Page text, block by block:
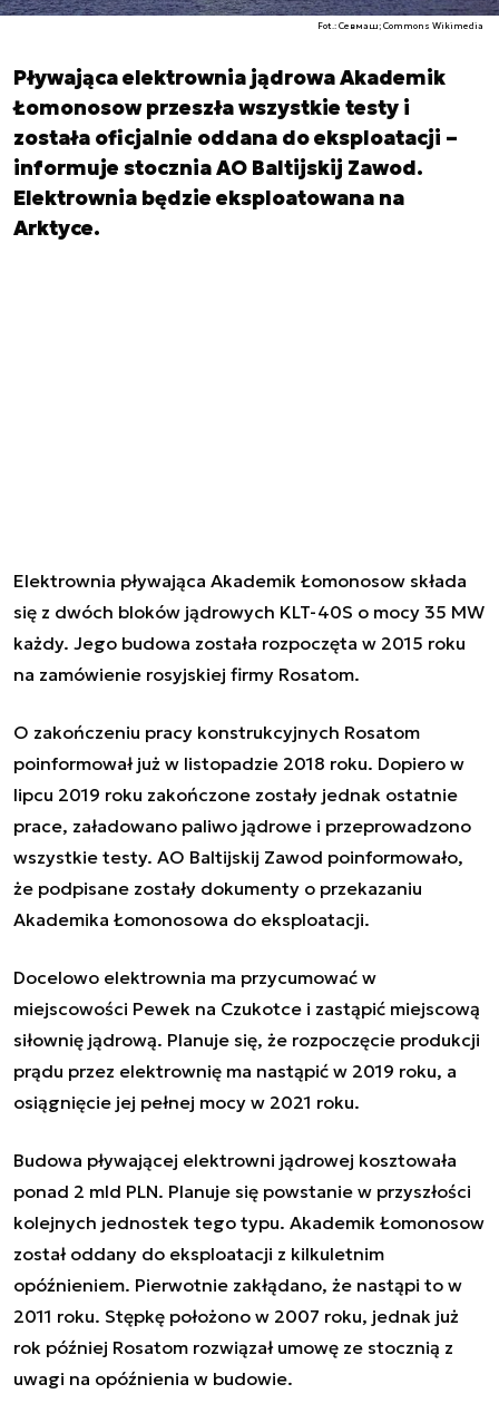
Fot.: Севмаш; Commons Wikimedia
Pływająca elektrownia jądrowa Akademik
Łomonosow przeszła wszystkie testy i
została oficjalnie oddana do eksploatacji –
informuje stocznia AO Baltijskij Zawod.
Elektrownia będzie eksploatowana na
Arktyce.
Elektrownia pływająca Akademik Łomonosow składa
się z dwóch bloków jądrowych KLT-40S o mocy 35 MW
każdy. Jego budowa została rozpoczęta w 2015 roku
na zamówienie rosyjskiej firmy Rosatom.
O zakończeniu pracy konstrukcyjnych Rosatom
poinformował już w listopadzie 2018 roku. Dopiero w
lipcu 2019 roku zakończone zostały jednak ostatnie
prace, załadowano paliwo jądrowe i przeprowadzono
wszystkie testy. AO Baltijskij Zawod poinformowało,
że podpisane zostały dokumenty o przekazaniu
Akademika Łomonosowa do eksploatacji.
Docelowo elektrownia ma przycumować w
miejscowości Pewek na Czukotce i zastąpić miejscową
siłownię jądrową. Planuje się, że rozpoczęcie produkcji
prądu przez elektrownię ma nastąpić w 2019 roku, a
osiągnięcie jej pełnej mocy w 2021 roku.
Budowa pływającej elektrowni jądrowej kosztowała
ponad 2 mld PLN. Planuje się powstanie w przyszłości
kolejnych jednostek tego typu. Akademik Łomonosow
został oddany do eksploatacji z kilkuletnim
opóźnieniem. Pierwotnie zakłądano, że nastąpi to w
2011 roku. Stępkę położono w 2007 roku, jednak już
rok później Rosatom rozwiązał umowę ze stocznią z
uwagi na opóźnienia w budowie.